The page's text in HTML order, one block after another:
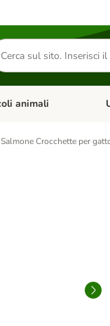
Categoria: Diete e
animali
Crocchette per